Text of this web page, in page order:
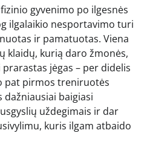
gyvenimo po ilgesnės
ilgalaikio nesportavimo turi
ir pamatuotas. Viena
klaidų, kurią daro žmonės,
jėgas – per didelis
pat pirmos treniruotės
dažniausiai baigiasi
uždegimais ir dar
kuris ilgam atbaido